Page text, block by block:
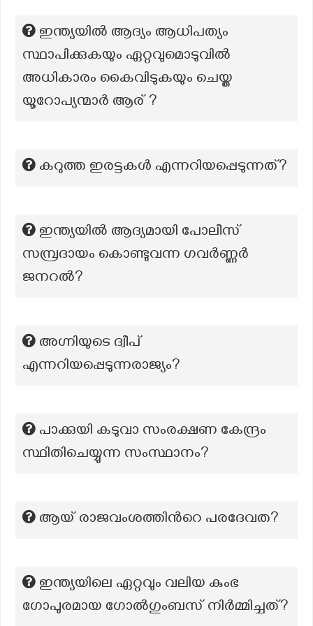
ഇന്ത്യയിൽ ആദ്യം ആധിപത്യം
സ്ഥാപിക്കുകയും ഏറ്റവുമൊടുവിൽ
അധികാരം കൈവിടുകയും ചെയ്ത
യൂറോപ്യന്മാർ ആര് ?
കറുത്ത ഇരട്ടകൾ എന്നറിയപ്പെടുന്നത്?
ഇന്ത്യയിൽ ആദ്യമായി പോലീസ്
സമ്പ്രദായം കൊണ്ടുവന്ന ഗവർണ്ണർ
ജനറൽ?
അഗ്നിയുടെ ദ്വീപ്
എന്നറിയപ്പെടുന്നരാജ്യം?
പാക്കുയി കടുവാ സംരക്ഷണ കേന്ദ്രം
സ്ഥിതിചെയ്യുന്ന സംസ്ഥാനം?
ആയ് രാജവംശത്തിന്‍റെ പരദേവത?
ഇന്ത്യയിലെ ഏറ്റവും വലിയ കുംഭ
ഗോപുരമായ ഗോൽഗുംബസ് നിർമ്മിച്ചത്?